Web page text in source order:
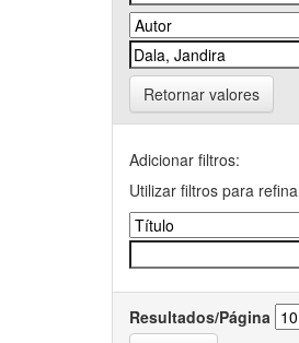
Retornar valores
Adicionar filtros:
Utilizar filtros para
Resultados/Página